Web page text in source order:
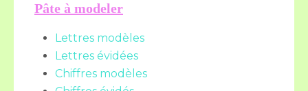
Pâte à modeler
Lettres modèles
Lettres évidées
Chiffres modèles